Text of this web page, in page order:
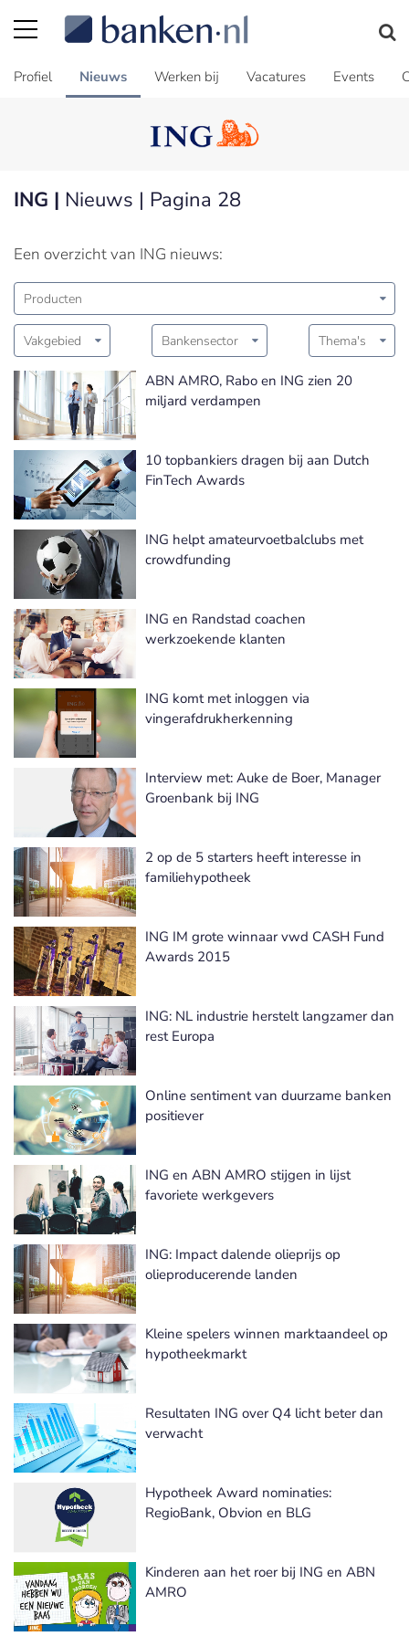
Profiel Nieuws Werken bij Vacatures Events
ING | Nieuws | Pagina 28
Een overzicht van ING nieuws:
Producten
Vakgebied Bankensector Thema's
ABN AMRO, Rabo en ING zien 20
miljard verdampen
10 topbankiers dragen bij aan Dutch
FinTech Awards
ING helpt amateurvoetbalclubs met
crowdfunding
ING en Randstad coachen
werkzoekende klanten
ING komt met inloggen via
vingerafdrukherkenning
Interview met: Auke de Boer, Manager
Groenbank bij ING
2 op de 5 starters heeft interesse in
familiehypotheek
ING IM grote winnaar vwd CASH Fund
Awards 2015
ING: NL industrie herstelt langzamer dan
rest Europa
Online sentiment van duurzame banken
positiever
ING en ABN AMRO stijgen in lijst
favoriete werkgevers
ING: Impact dalende olieprijs op
olieproducerende landen
Kleine spelers winnen marktaandeel op
hypotheekmarkt
Resultaten ING over Q4 licht beter dan
verwacht
Hypotheek Award nominaties:
RegioBank, Obvion en BLG
Kinderen aan het roer bij ING en ABN
AMRO